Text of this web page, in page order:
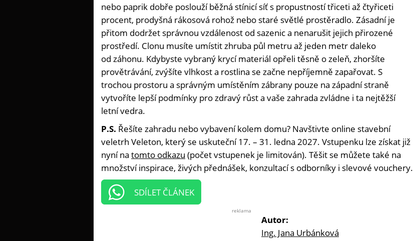
nebo paprik dobře poslouží běžná stínicí síť s propustností třiceti až čtyřiceti
procent, prodyšná rákosová rohož nebo staré světlé prostěradlo. Zásadní je
přitom dodržet správnou vzdálenost od sazenic a nenarušit jejich přirozené
prostředí. Clonu musíte umístit zhruba půl metru až jeden metr daleko
od záhonu. Kdybyste vybraný krycí materiál opřeli těsně o zeleň, zhoršíte
provětrávání, zvýšíte vlhkost a rostlina se začne nepříjemně zapařovat. S
trochou prostoru a správným umístěním zábrany pouze na západní straně
vytvoříte lepší podmínky pro zdravý růst a vaše zahrada zvládne i ta nejtěžší
letní vedra.
P.S. Řešíte zahradu nebo vybavení kolem domu? Navštivte online stavební
veletrh Veleton, který se uskuteční 17. – 31. ledna 2027. Vstupenku lze získat již
nyní na tomto odkazu (počet vstupenek je limitován). Těšit se můžete také na
množství inspirace, živých přednášek, konzultací s odborníky i slevové vouchery.
SDÍLET ČLÁNEK
reklama
Autor:
Ing. Jana Urbánková